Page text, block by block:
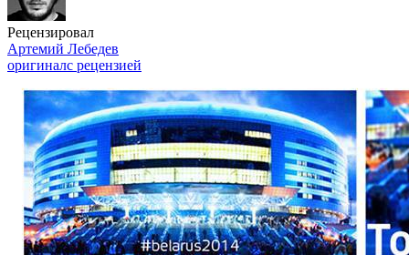
Рецензировал
Артемий Лебедев
оригиналс рецензией